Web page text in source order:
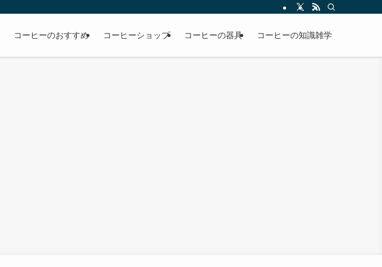
コーヒーのおすすめ コーヒーショップ コーヒーの器具 コーヒーの知識雑学